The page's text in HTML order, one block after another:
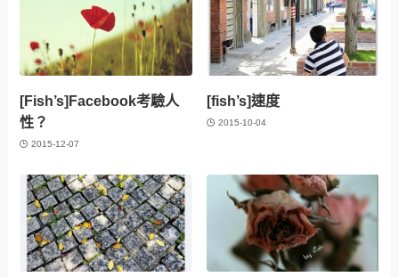
[Fish’s]Facebook考驗人
性？
2015-12-07
[fish’s]速度
2015-10-04